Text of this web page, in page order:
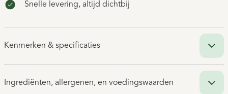
Snelle levering, altijd dichtbij
Kenmerken & specificaties
Ingrediënten, allergenen, en voedingswaarden